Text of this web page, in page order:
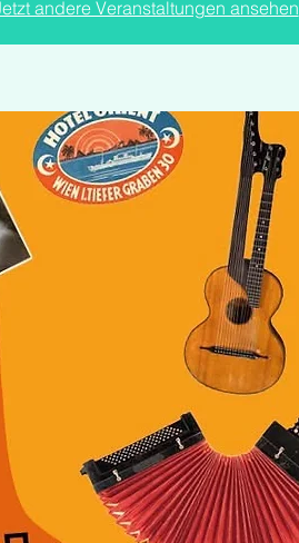
andere Veranstaltungen ansehen